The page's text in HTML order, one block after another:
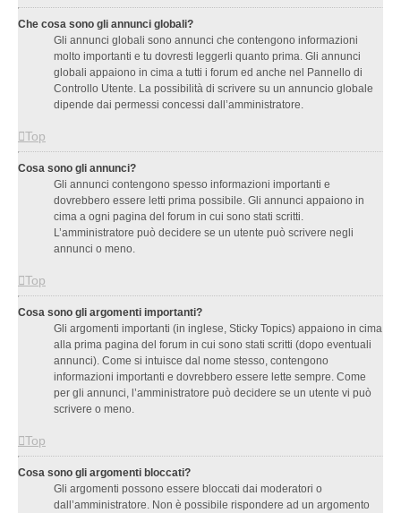
Che cosa sono gli annunci globali?
Gli annunci globali sono annunci che contengono informazioni
molto importanti e tu dovresti leggerli quanto prima. Gli annunci
globali appaiono in cima a tutti i forum ed anche nel Pannello di
Controllo Utente. La possibilità di scrivere su un annuncio globale
dipende dai permessi concessi dall’amministratore.
Top
Cosa sono gli annunci?
Gli annunci contengono spesso informazioni importanti e
dovrebbero essere letti prima possibile. Gli annunci appaiono in
cima a ogni pagina del forum in cui sono stati scritti.
L’amministratore può decidere se un utente può scrivere negli
annunci o meno.
Top
Cosa sono gli argomenti importanti?
Gli argomenti importanti (in inglese, Sticky Topics) appaiono in cima
alla prima pagina del forum in cui sono stati scritti (dopo eventuali
annunci). Come si intuisce dal nome stesso, contengono
informazioni importanti e dovrebbero essere lette sempre. Come
per gli annunci, l’amministratore può decidere se un utente vi può
scrivere o meno.
Top
Cosa sono gli argomenti bloccati?
Gli argomenti possono essere bloccati dai moderatori o
dall’amministratore. Non è possibile rispondere ad un argomento